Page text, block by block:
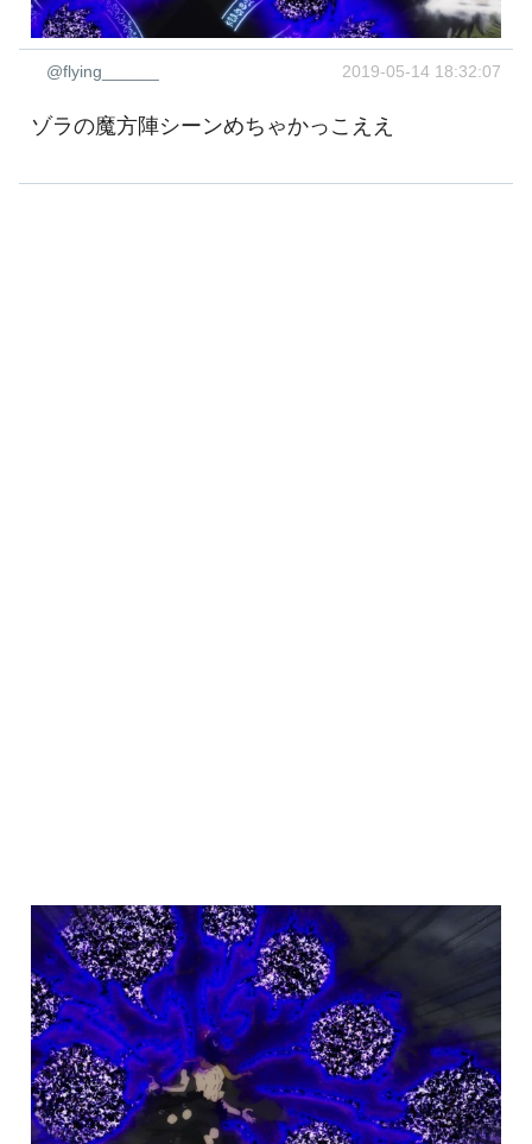
@flying______ 2019-05-14 18:32:07
ゾラの魔方陣シーンめちゃかっこええ